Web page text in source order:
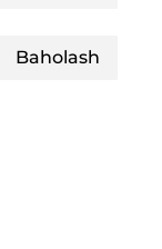
Baholash